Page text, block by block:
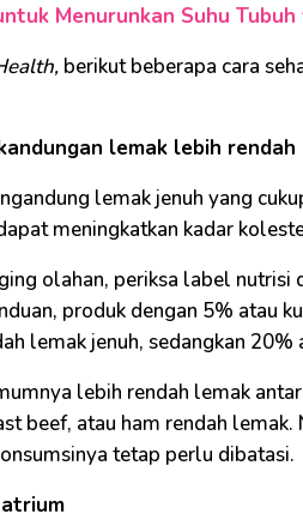
Menurunkan Suhu
berikut beberapa cara
lemak lebih rendah
lemak jenuh yang
meningkatkan kadar
olahan, periksa label nutrisi
produk dengan 5% atau
lemak jenuh, sedangkan
lebih rendah lemak
beef, atau ham rendah lemak.
tetap perlu dibatasi.